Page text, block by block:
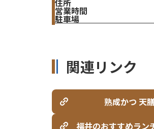
営業時間
駐車場
関連リンク
熟成かつ 天
福井のおすすめラン